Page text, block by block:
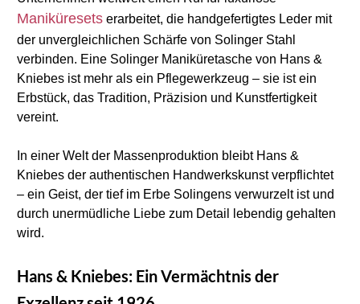
Maniküresets erarbeitet, die handgefertigtes Leder mit
der unvergleichlichen Schärfe von Solinger Stahl
verbinden. Eine Solinger Maniküretasche von Hans &
Kniebes ist mehr als ein Pflegewerkzeug – sie ist ein
Erbstück, das Tradition, Präzision und Kunstfertigkeit
vereint.
In einer Welt der Massenproduktion bleibt Hans &
Kniebes der authentischen Handwerkskunst verpflichtet
– ein Geist, der tief im Erbe Solingens verwurzelt ist und
durch unermüdliche Liebe zum Detail lebendig gehalten
wird.
Hans & Kniebes: Ein Vermächtnis der